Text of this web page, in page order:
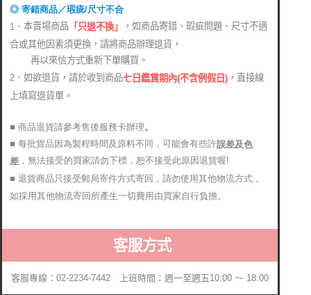
◎ 寄錯商品／瑕疵/尺寸不合
1． 本賣場商品 「只退不換」
，如商品寄錯、瑕疵問題、尺寸不適
合或其他因素須更換，請將商品辦理退貨，
再以來信方式重新下單購買。
2．如欲退貨，請於收到商品七日鑑賞期內(不含例假日) ，直接線
上填寫退貨單。
■ 商品退貨請參考售後服務卡辦理。
■ 每批貨品因為製程時間及原料不同，可能會有些許誤差及色
差 ，無法接受的買家請勿下標，恕不接受此原因退貨喔!
■ 退貨商品只接受郵局寄件方式寄回，請勿使用其他物流方式，
如採用其他物流寄回所產生一切費用由買家自行負擔。
客服方式
客服專線：02-2234-7442 上班時間：週一至週五10:00 ～ 18:00